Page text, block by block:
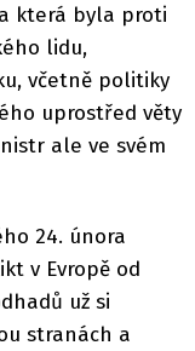
která byla proti
lidu,
včetně politiky
uprostřed věty
ale ve svém
24. února
v Evropě od
už si
stranách a